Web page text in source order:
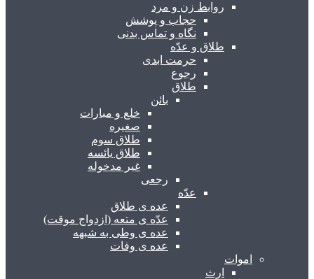
روابط زن و مرد
حجاب و پوشش
نگاه و تماس بدنی
طلاق و عدّه
حرمت ابدی
رجوع
طلاق
بائن
خلع و مبارات
صغیره
طلاق سوم
طلاق یائسه
غیر مدخوله
رجعی
عدّه
عده ی طلاق
عدّه ی متعه (ازدواج موقت)
عده ی وطی به شبهه
عده ی وفات
اموات
ارث